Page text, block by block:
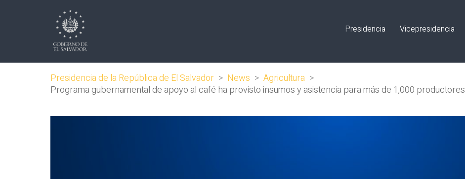
Presidencia Vicepresidencia
Presidencia de la República de El Salvador > News > Agricultura >
Programa gubernamental de apoyo al café ha provisto insumos y asistencia para más de 1,000 productores